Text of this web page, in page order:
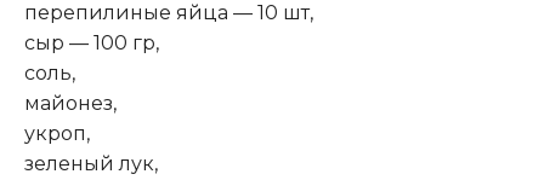
перепилиные яйца — 10 шт,
сыр — 100 гр,
соль,
майонез,
укроп,
зеленый лук,